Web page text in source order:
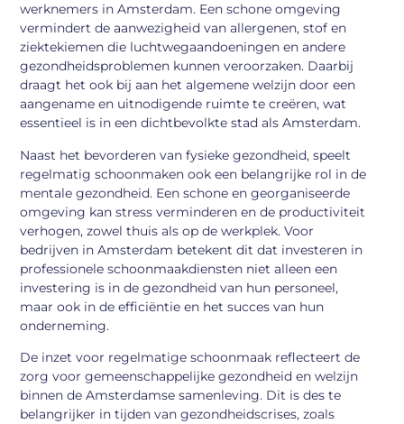
werknemers in Amsterdam. Een schone omgeving
vermindert de aanwezigheid van allergenen, stof en
ziektekiemen die luchtwegaandoeningen en andere
gezondheidsproblemen kunnen veroorzaken. Daarbij
draagt het ook bij aan het algemene welzijn door een
aangename en uitnodigende ruimte te creëren, wat
essentieel is in een dichtbevolkte stad als Amsterdam.
Naast het bevorderen van fysieke gezondheid, speelt
regelmatig schoonmaken ook een belangrijke rol in de
mentale gezondheid. Een schone en georganiseerde
omgeving kan stress verminderen en de productiviteit
verhogen, zowel thuis als op de werkplek. Voor
bedrijven in Amsterdam betekent dit dat investeren in
professionele schoonmaakdiensten niet alleen een
investering is in de gezondheid van hun personeel,
maar ook in de efficiëntie en het succes van hun
onderneming.
De inzet voor regelmatige schoonmaak reflecteert de
zorg voor gemeenschappelijke gezondheid en welzijn
binnen de Amsterdamse samenleving. Dit is des te
belangrijker in tijden van gezondheidscrises, zoals